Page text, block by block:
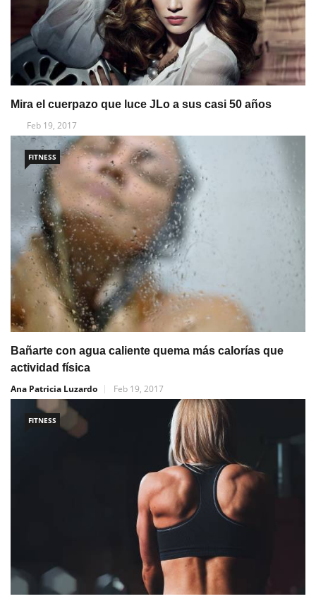
Mira el cuerpazo que luce JLo a sus casi 50 años
Feb 19, 2017
FITNESS
Bañarte con agua caliente quema más calorías que
actividad física
Ana Patricia Luzardo
Feb 19, 2017
FITNESS